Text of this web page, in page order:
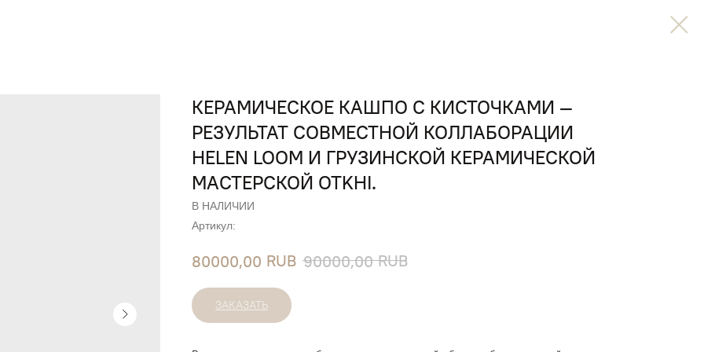
КЕРАМИЧЕСКОЕ КАШПО С КИСТОЧКАМИ —
РЕЗУЛЬТАТ СОВМЕСТНОЙ КОЛЛАБОРАЦИИ
HELEN LOOM И ГРУЗИНСКОЙ КЕРАМИЧЕСКОЙ
МАСТЕРСКОЙ OTKHI.
В НАЛИЧИИ
Артикул:
80000,00 RUB 90000,00 RUB
ЗАКАЗАТЬ